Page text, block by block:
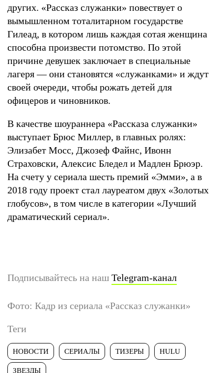
других. «Рассказ служанки» повествует о
вымышленном тоталитарном государстве
Гилеад, в котором лишь каждая сотая женщина
способна произвести потомство. По этой
причине девушек заключает в специальные
лагеря — они становятся «служанками» и ждут
своей очереди, чтобы рожать детей для
офицеров и чиновников.
В качестве шоураннера «Рассказа служанки»
выступает Брюс Миллер, в главных ролях:
Элизабет Мосс, Джозеф Файнс, Ивонн
Страховски, Алексис Бледел и Мадлен Брюэр.
На счету у сериала шесть премий «Эмми», а в
2018 году проект стал лауреатом двух «Золотых
глобусов», в том числе в категории «Лучший
драматический сериал».
Подписывайтесь на наш Telegram-канал
Фото: Кадр из сериала «Рассказ служанки»
Теги
НОВОСТИ СЕРИАЛЫ ТИЗЕРЫ HULU
ЗВЕЗДЫ